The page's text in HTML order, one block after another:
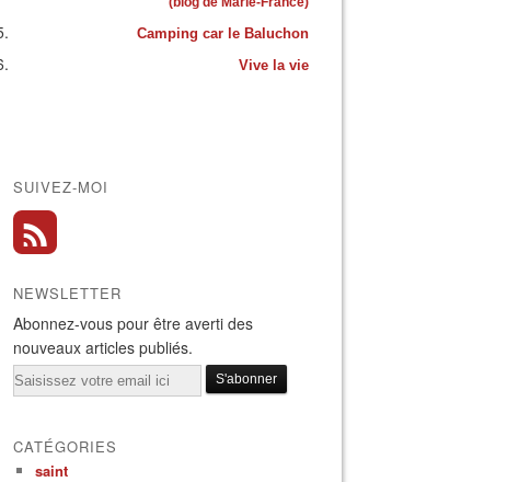
Camping car le Baluchon
Vive la vie
SUIVEZ-MOI
NEWSLETTER
Abonnez-vous pour être averti des
nouveaux articles publiés.
Email
CATÉGORIES
saint